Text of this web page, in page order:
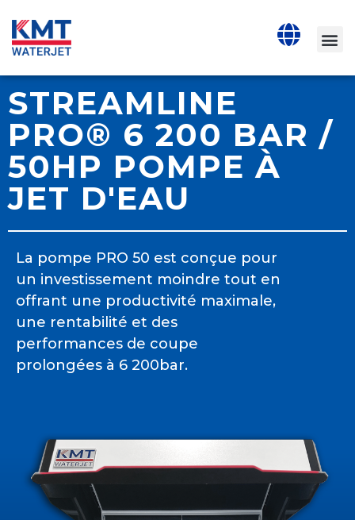
STREAMLINE
PRO® 6 200 BAR /
50HP POMPE À
JET D'EAU
La pompe PRO 50 est conçue pour
un investissement moindre tout en
offrant une productivité maximale,
une rentabilité et des
performances de coupe
prolongées à 6 200bar.